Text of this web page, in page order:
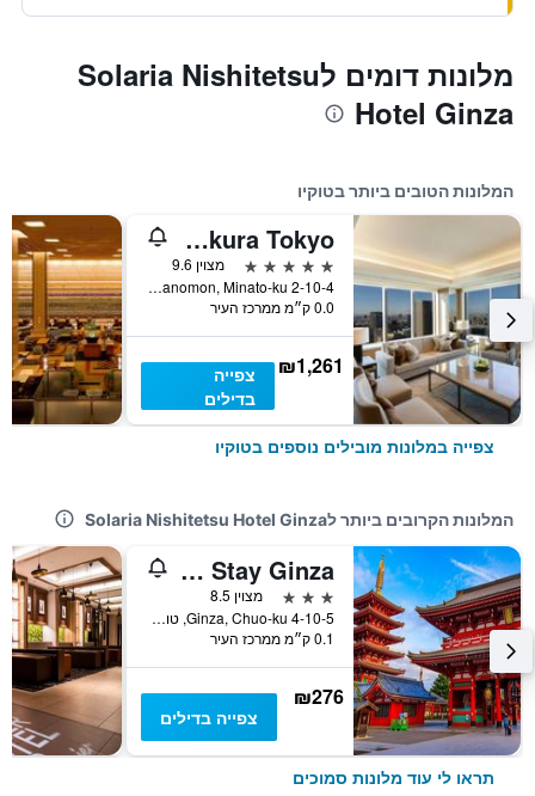
מלונות דומים לSolaria Nishitetsu
Hotel Ginza
המלונות הטובים ביותר בטוקיו
The Okura Tokyo
5 כוכבים
מצוין 9.6
2-10-4 Toranomon, Minato-ku, טוקיו, יפן
0.0 ק״מ ממרכז העיר
₪1,261
צפייה
בדילים
צפייה במלונות מובילים נוספים בטוקיו
המלונות הקרובים ביותר לSolaria Nishitetsu Hotel Ginza
Tokyu Stay Ginza
3 כוכבים
מצוין 8.5
4-10-5 Ginza, Chuo-ku, טוקיו, יפן
0.1 ק״מ ממרכז העיר
₪276
צפייה בדילים
תראו לי עוד מלונות סמוכים